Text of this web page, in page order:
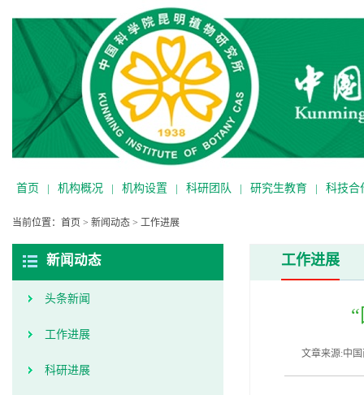
首页 | 机构概况 | 机构设置 | 科研团队 | 研究生教育 | 科技合
当前位置： 首页 > 新闻动态 > 工作进展
新闻动态
头条新闻
工作进展
科研进展
工作进展
文章来源:中